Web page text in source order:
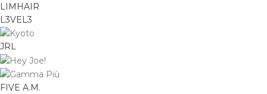
LIMHAIR
L3VEL3
JRL
FIVE A.M.